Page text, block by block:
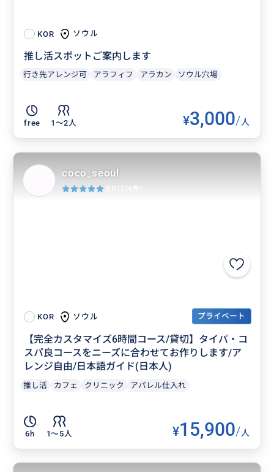
KOR ソウル
推し活スポットご案内します
行き先アレンジ可 アラフィフ アラカン ソウル穴場
free 1〜2人 ¥3,000/人
KOR ソウル プライベート
【完全カスタマイズ6時間コース/貸切】タイパ・コ
スパ良コースをニーズに合わせてお作りします/ア
レンジ自由/日本語ガイド(日本人)
推し活 カフェ クリニック アパレル仕入れ
6h 1〜5人 ¥15,900/人
coco_seoul
5.0 (216件)